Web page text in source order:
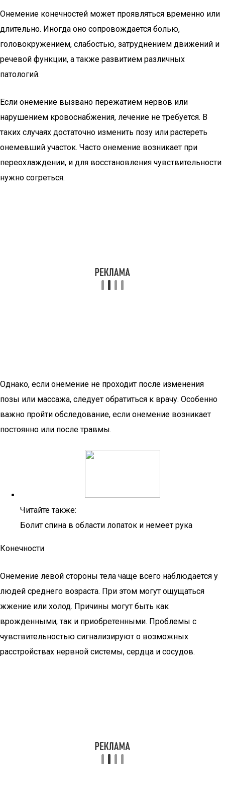
Онемение конечностей может проявляться временно или
длительно. Иногда оно сопровождается болью,
головокружением, слабостью, затруднением движений и
речевой функции, а также развитием различных
патологий.
Если онемение вызвано пережатием нервов или
нарушением кровоснабжения, лечение не требуется. В
таких случаях достаточно изменить позу или растереть
онемевший участок. Часто онемение возникает при
переохлаждении, и для восстановления чувствительности
нужно согреться.
Однако, если онемение не проходит после изменения
позы или массажа, следует обратиться к врачу. Особенно
важно пройти обследование, если онемение возникает
постоянно или после травмы.
Читайте также:
Болит спина в области лопаток и немеет рука
Конечности
Онемение левой стороны тела чаще всего наблюдается у
людей среднего возраста. При этом могут ощущаться
жжение или холод. Причины могут быть как
врожденными, так и приобретенными. Проблемы с
чувствительностью сигнализируют о возможных
расстройствах нервной системы, сердца и сосудов.